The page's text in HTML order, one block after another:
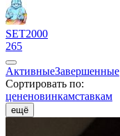
SET2000
265
АктивныеЗавершенные
Сортировать по:
цененовинкамставкам
ещё